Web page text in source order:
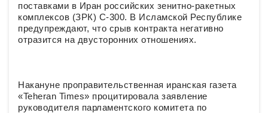
поставками в Иран российских зенитно-ракетных
комплексов (ЗРК) С-300. В Исламской Республике
предупреждают, что срыв контракта негативно
отразится на двусторонних отношениях.
Накануне проправительственная иранская газета
«Teheran Times» процитировала заявление
руководителя парламентского комитета по